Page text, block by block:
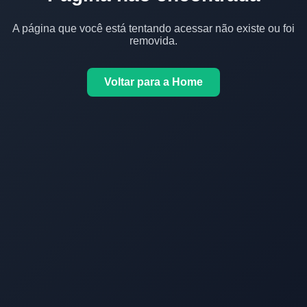
A página que você está tentando acessar não existe ou foi
removida.
Voltar para a Home